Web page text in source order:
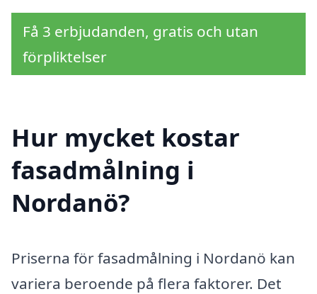
Få 3 erbjudanden, gratis och utan
förpliktelser
Hur mycket kostar
fasadmålning i
Nordanö?
Priserna för fasadmålning i Nordanö kan
variera beroende på flera faktorer. Det